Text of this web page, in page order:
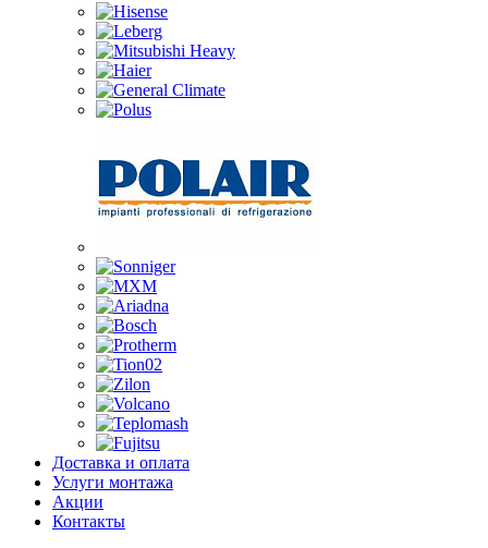
Доставка и оплата
Услуги монтажа
Акции
Контакты